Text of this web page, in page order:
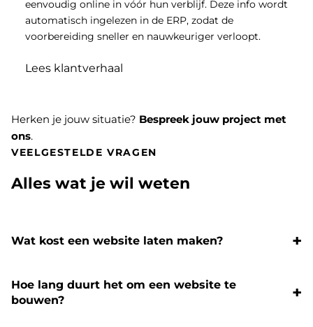
eenvoudig online in vóór hun verblijf. Deze info wordt
automatisch ingelezen in de ERP, zodat de
voorbereiding sneller en nauwkeuriger verloopt.
Lees klantverhaal
Herken je jouw situatie? Bespreek jouw project met
ons.
VEELGESTELDE VRAGEN
Alles wat je wil weten
Wat kost een website laten maken?
Hoe lang duurt het om een website te
bouwen?